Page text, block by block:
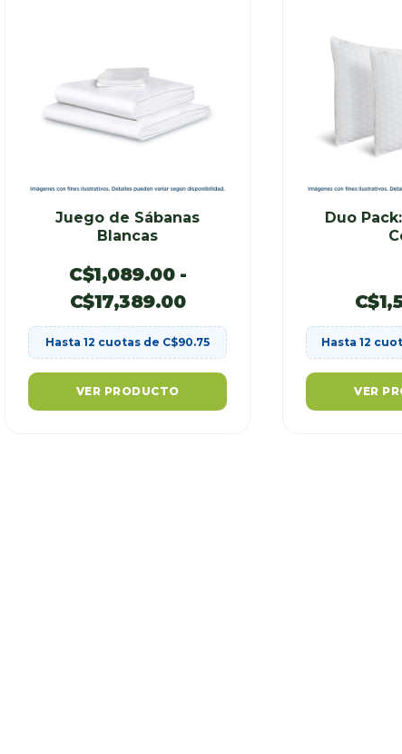
Juego de Sábanas
Blancas
C$1,089.00 -
C$17,389.00
Hasta 12 cuotas de C$90.75
VER PRODUCTO
Duo
C$
Hasta 12
VER